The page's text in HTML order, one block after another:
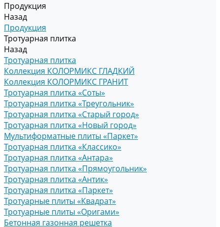
Продукция
Назад
Продукция
Тротуарная плитка
Назад
Тротуарная плитка
Коллекция КОЛОРМИКС ГЛАДКИЙ
Коллекция КОЛОРМИКС ГРАНИТ
Тротуарная плитка «Соты»
Тротуарная плитка «Треугольник»
Тротуарная плитка «Старый город»
Тротуарная плитка «Новый город»
Мультиформатные плиты «Паркет»
Тротуарная плитка «Классико»
Тротуарная плитка «Антара»
Тротуарная плитка «Прямоугольник»
Тротуарная плитка «Антик»
Тротуарная плитка «Паркет»
Тротуарные плиты «Квадрат»
Тротуарные плиты «Оригами»
Бетонная газонная решетка